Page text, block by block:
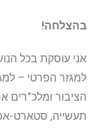
בהצלחה!
אני עוסקת בכל
למגזר הפרטי –
הציבור ומלכ”רים
תעשייה, סטארט-